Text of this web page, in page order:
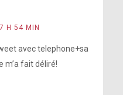
H 54 MIN
avec telephone+sa
m’a fait déliré!